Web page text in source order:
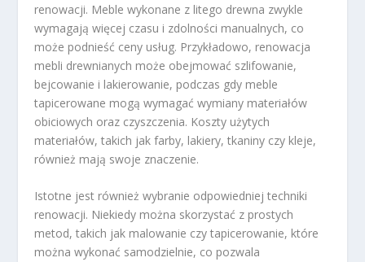
renowacji. Meble wykonane z litego drewna zwykle
wymagają więcej czasu i zdolności manualnych, co
może podnieść ceny usług. Przykładowo, renowacja
mebli drewnianych może obejmować szlifowanie,
bejcowanie i lakierowanie, podczas gdy meble
tapicerowane mogą wymagać wymiany materiałów
obiciowych oraz czyszczenia. Koszty użytych
materiałów, takich jak farby, lakiery, tkaniny czy kleje,
również mają swoje znaczenie.
Istotne jest również wybranie odpowiedniej techniki
renowacji. Niekiedy można skorzystać z prostych
metod, takich jak malowanie czy tapicerowanie, które
można wykonać samodzielnie, co pozwala